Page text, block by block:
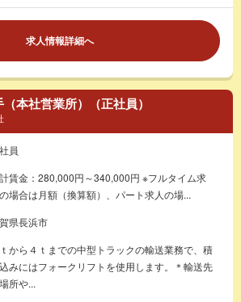
求人情報詳細へ
本社営業所）（正社員）
員
賃金：280,000円～340,000円 ※フルタイム求
場合は月額（換算額）、パート求人の場...
県長浜市
から４ｔまでの中型トラックの輸送業務で、積
みにはフォークリフトを使用します。＊輸送先
所や...